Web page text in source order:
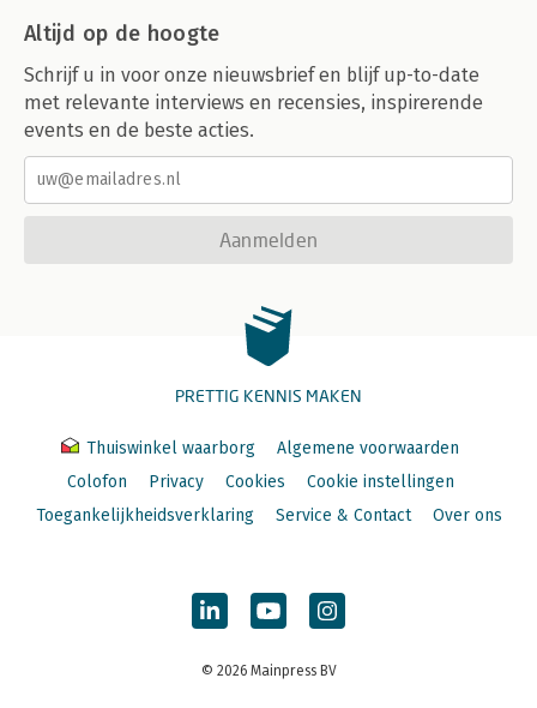
Altijd op de hoogte
Schrijf u in voor onze nieuwsbrief en blijf up-to-date
met relevante interviews en recensies, inspirerende
events en de beste acties.
Aanmelden
PRETTIG KENNIS MAKEN
Thuiswinkel waarborg
Algemene voorwaarden
Colofon
Privacy Cookies
Cookie instellingen
Toegankelijkheidsverklaring
Service & Contact Over ons
© 2026 Mainpress BV